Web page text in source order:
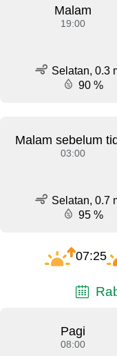
Malam
19:00
Selatan, 0.3
90 %
Malam sebelum
03:00
Selatan, 0.7
95 %
07:25
Pagi
08:00